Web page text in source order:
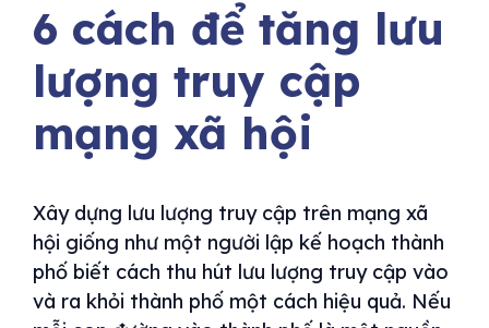
6 cách để tăng lưu
lượng truy cập
mạng xã hội
Xây dựng lưu lượng truy cập trên mạng xã
hội giống như một người lập kế hoạch thành
phố biết cách thu hút lưu lượng truy cập vào
và ra khỏi thành phố một cách hiệu quả. Nếu